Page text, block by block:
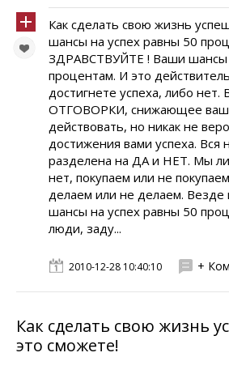
Как сделать свою жизнь
шансы на успех равны 50
ЗДРАВСТВУЙТЕ ! Ваши шансы
процентам. И это
достигнете успеха, либо
ОТГОВОРКИ, снижающее
действовать, но никак не
достижения вами успеха. Вся
разделена на ДА и НЕТ. Мы
нет, покупаем или не
делаем или не делаем. Везде
шансы на успех равны 50
люди, заду...
2010-12-28 10:40:10 +
Как сделать свою жизнь
это сможете!